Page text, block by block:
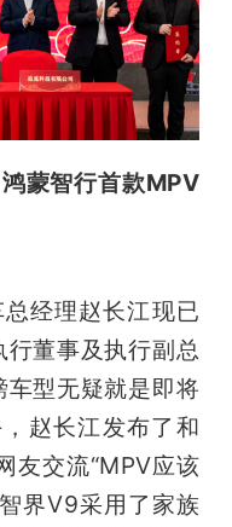
蒙智行首款MPV
经理赵长江现已
行董事及执行副总
型无疑就是即将
赵长江发布了和
友交流“MPV应该
界V9采用了家族